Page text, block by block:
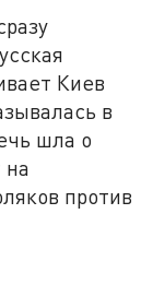
Киев
в
шла о
на
против